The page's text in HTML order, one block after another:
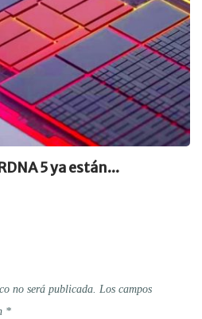
5 ya están...
no será publicada. Los campos
*